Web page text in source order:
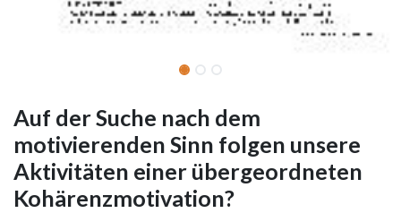
Auf der Suche nach dem
motivierenden Sinn folgen unsere
Aktivitäten einer übergeordneten
Kohärenzmotivation?